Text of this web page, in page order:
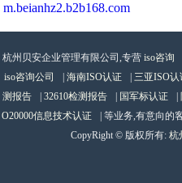
m.beianhz2.b2b168.com
杭州贝安企业管理有限公司,专营 iso咨询
iso咨询公司
海南ISO认证 三亚ISO认
测报告
32610检测报告 国军标认证
O20000信息技术认证
| 等业务,有意向的
CopyRight © 版权所有: 杭